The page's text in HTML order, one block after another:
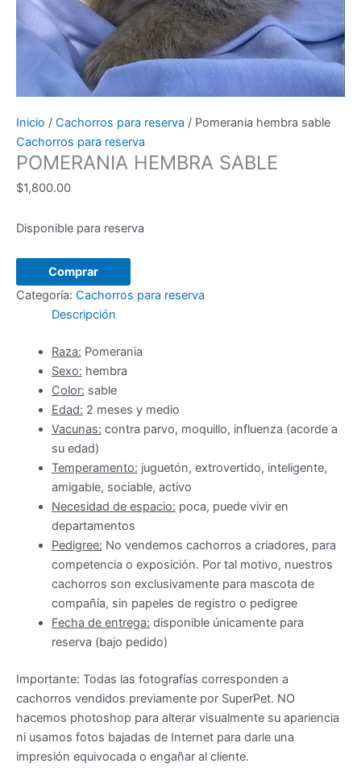
Inicio / Cachorros para reserva / Pomerania hembra sable
Cachorros para reserva
POMERANIA HEMBRA SABLE
$1,800.00
Disponible para reserva
Pomerania
hembra
sable
Comprar
Categoría: Cachorros para reserva
Descripción
Raza: Pomerania
Sexo: hembra
Color: sable
Edad: 2 meses y medio
Vacunas: contra parvo, moquillo, influenza (acorde a
su edad)
Temperamento: juguetón, extrovertido, inteligente,
amigable, sociable, activo
Necesidad de espacio: poca, puede vivir en
departamentos
Pedigree: No vendemos cachorros a criadores, para
competencia o exposición. Por tal motivo, nuestros
cachorros son exclusivamente para mascota de
compañía, sin papeles de registro o pedigree
Fecha de entrega: disponible únicamente para
reserva (bajo pedido)
Importante: Todas las fotografías corresponden a
cachorros vendidos previamente por SuperPet. NO
hacemos photoshop para alterar visualmente su apariencia
ni usamos fotos bajadas de Internet para darle una
impresión equivocada o engañar al cliente.